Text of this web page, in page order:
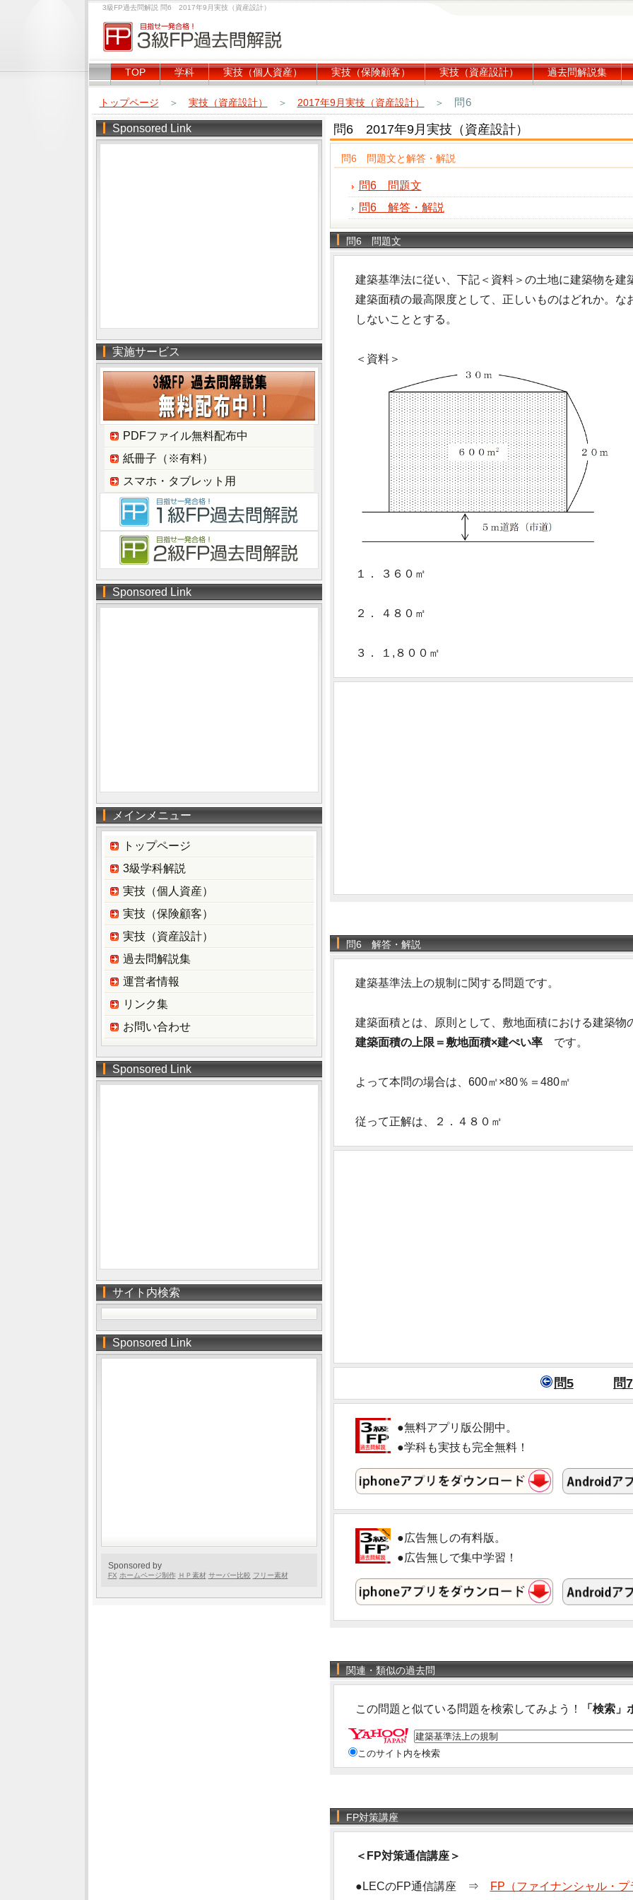
3級FP過去問解説 問6 2017年9月実技（資産設計）
TOP 学科 実技（個人資産） 実技（保険顧客） 実技（資産設計） 過去問解説集
トップページ ＞ 実技（資産設計） ＞ 2017年9月実技（資産設計） ＞ 問6
問6 2017年9月実技（資産設計）
問6 問題文と解答・解説
問6 問題文
問6 解答・解説
問6 問題文
建築基準法に従い、下記＜資料＞の土地に建築物を
建築面積の最高限度として、正しいものはどれか。
しないこととする。
＜資料＞
１． ３６０㎡
２． ４８０㎡
３． １,８００㎡
問6 解答・解説
建築基準法上の規制に関する問題です。
建築面積とは、原則として、敷地面積における建築物
建築面積の上限＝敷地面積×建ぺい率です。
よって本問の場合は、600㎡×80％＝480㎡
従って正解は、２．４８０㎡
問5 問7
●無料アプリ版公開中。
●学科も実技も完全無料！
●広告無しの有料版。
●広告無しで集中学習！
関連・類似の過去問
この問題と似ている問題を検索してみよう！ 「検索」
このサイト内を検索
FP対策講座
＜FP対策通信講座＞
●LECのFP通信講座 ⇒ FP（ファイナンシャル・
Sponsored Link
実施サービス
PDFファイル無料配布中
紙冊子（※有料）
スマホ・タブレット用
Sponsored Link
メインメニュー
トップページ
3級学科解説
実技（個人資産）
実技（保険顧客）
実技（資産設計）
過去問解説集
運営者情報
リンク集
お問い合わせ
Sponsored Link
サイト内検索
Sponsored Link
Sponsored by
FX ホームページ制作 ＨＰ素材 サーバー比較 フリー素材